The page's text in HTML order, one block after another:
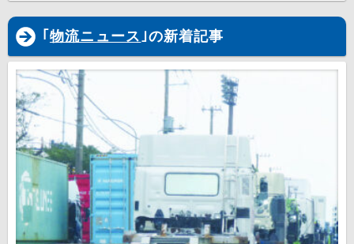
｢ 物流ニュース｣の新着記事